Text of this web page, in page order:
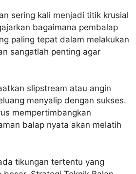
sering kali menjadi titik krusial
bagaimana pembalap
paling tepat dalam melakukan
sangatlah penting agar
slipstream atau angin
menyalip dengan sukses.
mempertimbangkan
balap nyata akan melatih
tikungan tertentu yang